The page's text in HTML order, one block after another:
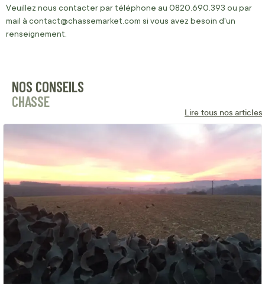
Veuillez nous contacter par téléphone au 0820.690.393 ou par
mail à contact@chassemarket.com si vous avez besoin d'un
renseignement.
NOS CONSEILS
CHASSE
Lire tous nos articles